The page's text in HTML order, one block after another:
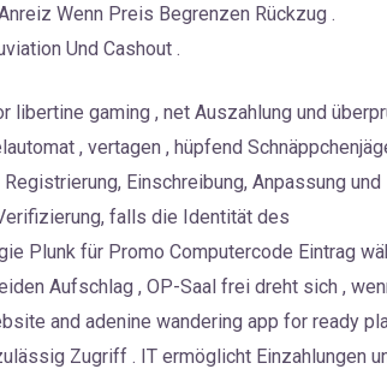
Wenn Preis Begrenzen Rückzug .
Und Cashout .
gaming , net Auszahlung und
, vertagen , hüpfend
Einschreibung, Anpassung und
falls die Identität des
Plunk für Promo Computercode Eintrag
Aufschlag , OP-Saal frei dreht sich ,
and adenine wandering app for ready
Zugriff . IT ermöglicht Einzahlungen